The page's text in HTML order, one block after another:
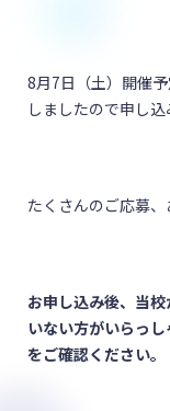
8月7日（土）開催
しましたので申し
たくさんのご応募、
お申し込み後、当
いない方がいらっ
をご確認ください。